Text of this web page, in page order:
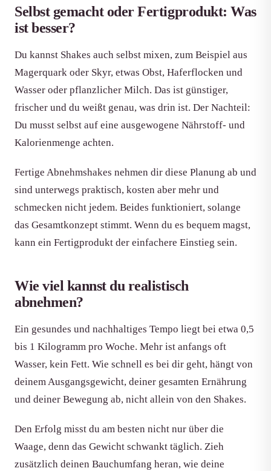
Selbst gemacht oder Fertigprodukt: Was
ist besser?
Du kannst Shakes auch selbst mixen, zum Beispiel aus
Magerquark oder Skyr, etwas Obst, Haferflocken und
Wasser oder pflanzlicher Milch. Das ist günstiger,
frischer und du weißt genau, was drin ist. Der Nachteil:
Du musst selbst auf eine ausgewogene Nährstoff- und
Kalorienmenge achten.
Fertige Abnehmshakes nehmen dir diese Planung ab und
sind unterwegs praktisch, kosten aber mehr und
schmecken nicht jedem. Beides funktioniert, solange
das Gesamtkonzept stimmt. Wenn du es bequem magst,
kann ein Fertigprodukt der einfachere Einstieg sein.
Wie viel kannst du realistisch
abnehmen?
Ein gesundes und nachhaltiges Tempo liegt bei etwa 0,5
bis 1 Kilogramm pro Woche. Mehr ist anfangs oft
Wasser, kein Fett. Wie schnell es bei dir geht, hängt von
deinem Ausgangsgewicht, deiner gesamten Ernährung
und deiner Bewegung ab, nicht allein von den Shakes.
Den Erfolg misst du am besten nicht nur über die
Waage, denn das Gewicht schwankt täglich. Zieh
zusätzlich deinen Bauchumfang heran, wie deine